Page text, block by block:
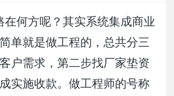
在何方呢？其实系统集成商业
单就是做工程的，总共分三
户需求，第二步找厂家垫资
实施收款。做工程师的号称